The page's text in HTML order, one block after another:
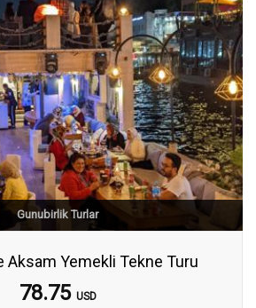
Gunubirlik Turlar
Aksam Yemekli Tekne Turu
78.75 USD